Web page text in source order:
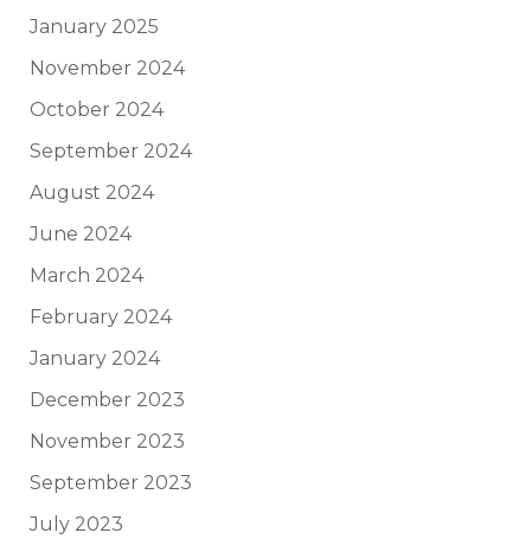
January 2025
November 2024
October 2024
September 2024
August 2024
June 2024
March 2024
February 2024
January 2024
December 2023
November 2023
September 2023
July 2023